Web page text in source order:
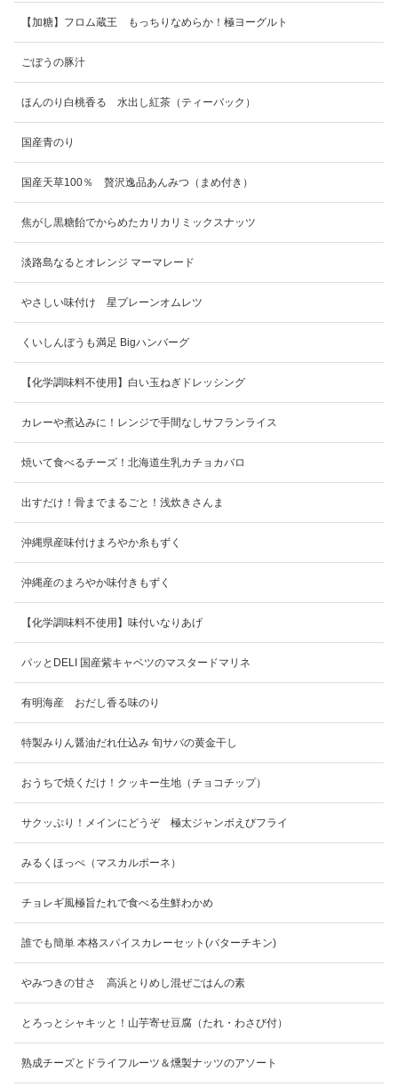
【加糖】フロム蔵王 もっちりなめらか！極ヨーグルト
ごぼうの豚汁
ほんのり白桃香る 水出し紅茶（ティーバック）
国産青のり
国産天草100％ 贅沢逸品あんみつ（まめ付き）
焦がし黒糖飴でからめたカリカリミックスナッツ
淡路島なるとオレンジ マーマレード
さしい味付け 星プレーンオムレツ
くいしんぼうも満足 Bigハンバーグ
【化学調味料不使用】白い玉ねぎドレッシング
カレーや煮込みに！レンジで手間なしサフランライス
焼いて食べるチーズ！北海道生乳カチョカバロ
出すだけ！骨までまるごと！浅炊きさんま
沖縄県産味付けまろやか糸もずく
沖縄産のまろやか味付きもずく
【化学調味料不使用】味付いなりあげ
パッとDELI 国産紫キャベツのマスタードマリネ
有明海産 おだし香る味のり
特製みりん醤油だれ仕込み 旬サバの黄金干し
おうちで焼くだけ！クッキー生地（チョコチップ）
サクッぷり！メインにどうぞ 極太ジャンボえびフライ
みるくほっぺ（マスカルポーネ）
チョレギ風極旨たれで食べる生鮮わかめ
誰でも簡単 本格スパイスカレーセット(バターチキン)
みつきの甘さ 高浜とりめし混ぜごはんの素
とろっとシャキッと！山芋寄せ豆腐（たれ・わさび付）
熟成チーズとドライフルーツ＆燻製ナッツのアソート